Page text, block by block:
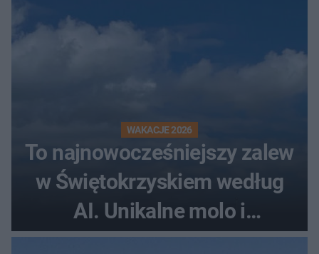
WAKACJE 2026
To najnowocześniejszy zalew
w Świętokrzyskiem według
AI. Unikalne molo i
promenada